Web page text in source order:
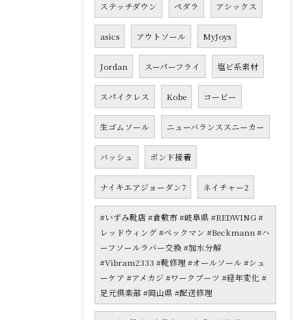
ステッチダウン ペダラ アシックス
asics アウトソール MyJoys
Jordan スーパーフライ 塩ビ系素材
スパイクレス Kobe コービー
生ゴムソール ニューバランススニーカー
バッシュ ボンド接着
ナイキエアジョーダン7 ネイチャー2
#いずみ靴店 #倉敷市 #岐阜県 #REDWING #
レッドウィング #ベックマン #Beckmann #ハ
ーフソールラバー交換 #加水分解
#Vibram2333 #靴修理 #オールソール #シュ
ーケア #アメカジ #ワークブーツ #経年変化 #
足元倶楽部 #岡山県 #配送修理